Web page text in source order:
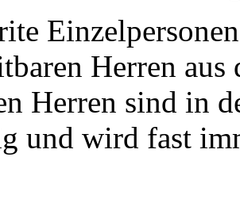
Herren
Herren sind in
und wird fast